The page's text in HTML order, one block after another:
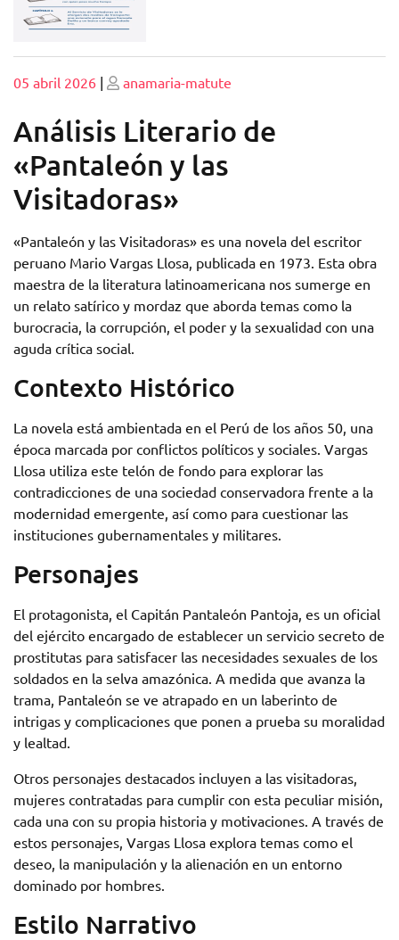
Publicado
05 abril 2026 | Publicado
anamaria-matute
Análisis Literario de
«Pantaleón y las
Visitadoras»
«Pantaleón y las Visitadoras» es una novela del escritor
peruano Mario Vargas Llosa, publicada en 1973. Esta obra
maestra de la literatura latinoamericana nos sumerge en
un relato satírico y mordaz que aborda temas como la
burocracia, la corrupción, el poder y la sexualidad con una
aguda crítica social.
Contexto Histórico
La novela está ambientada en el Perú de los años 50, una
época marcada por conflictos políticos y sociales. Vargas
Llosa utiliza este telón de fondo para explorar las
contradicciones de una sociedad conservadora frente a la
modernidad emergente, así como para cuestionar las
instituciones gubernamentales y militares.
Personajes
El protagonista, el Capitán Pantaleón Pantoja, es un oficial
del ejército encargado de establecer un servicio secreto de
prostitutas para satisfacer las necesidades sexuales de los
soldados en la selva amazónica. A medida que avanza la
trama, Pantaleón se ve atrapado en un laberinto de
intrigas y complicaciones que ponen a prueba su moralidad
y lealtad.
Otros personajes destacados incluyen a las visitadoras,
mujeres contratadas para cumplir con esta peculiar misión,
cada una con su propia historia y motivaciones. A través de
estos personajes, Vargas Llosa explora temas como el
deseo, la manipulación y la alienación en un entorno
dominado por hombres.
Estilo Narrativo